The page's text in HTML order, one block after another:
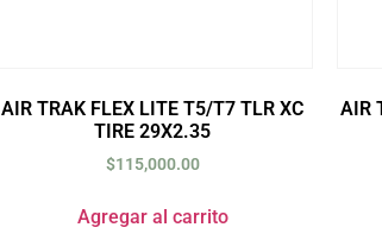
AIR TRAK FLEX LITE T5/T7 TLR XC
TIRE 29X2.35
$115,000.00
Agregar al carrito
AIR